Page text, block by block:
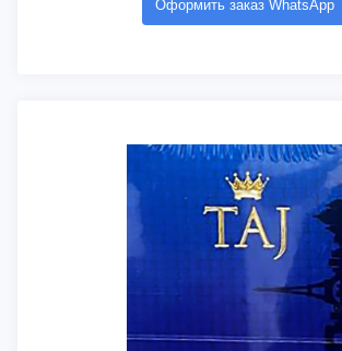
Оформить заказ WhatsApp